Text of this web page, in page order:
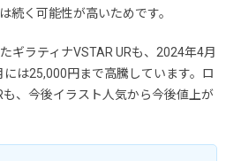
続く可能性が高いためです。
ギラティナVSTAR URも、2024年4月
は25,000円まで高騰しています。ロ
、今後イラスト人気から今後値上が